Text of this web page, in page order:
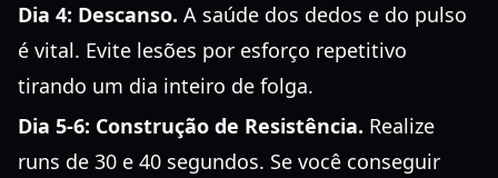
Dia 4: Descanso. A saúde dos dedos e do pulso
é vital. Evite lesões por esforço repetitivo
tirando um dia inteiro de folga.
Dia 5-6: Construção de Resistência. Realize
runs de 30 e 40 segundos. Se você conseguir